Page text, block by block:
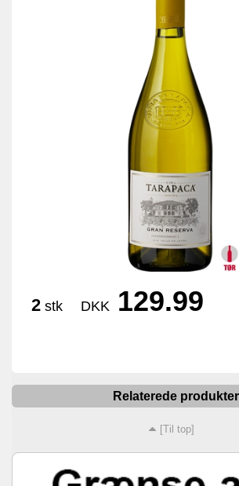
2 stk DKK 129.99
Relaterede produkter
[Til top]